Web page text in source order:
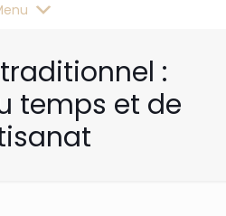
:
temps et de